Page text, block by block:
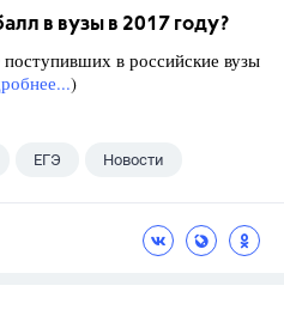
в вузы в 2017 году?
в российские вузы
)
ЕГЭ Новости